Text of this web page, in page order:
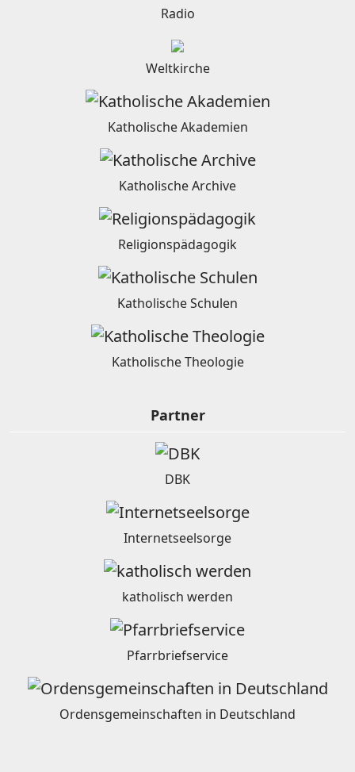
Radio
Weltkirche
Katholische Akademien
Katholische Archive
Religionspädagogik
Katholische Schulen
Katholische Theologie
Partner
DBK
Internetseelsorge
katholisch werden
Pfarrbriefservice
Ordensgemeinschaften in Deutschland